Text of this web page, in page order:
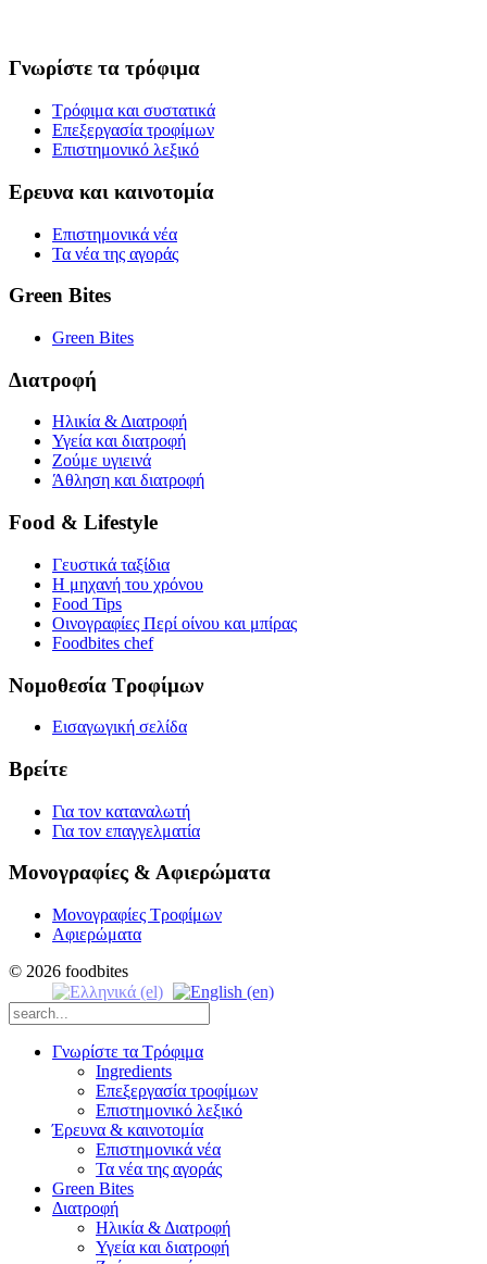
Γνωρίστε τα τρόφιμα
Τρόφιμα και συστατικά
Επεξεργασία τροφίμων
Επιστημονικό λεξικό
Ερευνα και καινοτομία
Επιστημονικά νέα
Τα νέα της αγοράς
Green Bites
Green Bites
Διατροφή
Ηλικία & Διατροφή
Υγεία και διατροφή
Ζούμε υγιεινά
Άθληση και διατροφή
Food & Lifestyle
Γευστικά ταξίδια
Η μηχανή του χρόνου
Food Tips
Οινογραφίες Περί οίνου και μπίρας
Foodbites chef
Νομοθεσία Τροφίμων
Εισαγωγική σελίδα
Βρείτε
Για τον καταναλωτή
Για τον επαγγελματία
Μονογραφίες & Αφιερώματα
Μονογραφίες Τροφίμων
Αφιερώματα
© 2026 foodbites
Γνωρίστε τα Τρόφιμα
Ingredients
Επεξεργασία τροφίμων
Επιστημονικό λεξικό
Έρευνα & καινοτομία
Επιστημονικά νέα
Τα νέα της αγοράς
Green Bites
Διατροφή
Ηλικία & Διατροφή
Υγεία και διατροφή